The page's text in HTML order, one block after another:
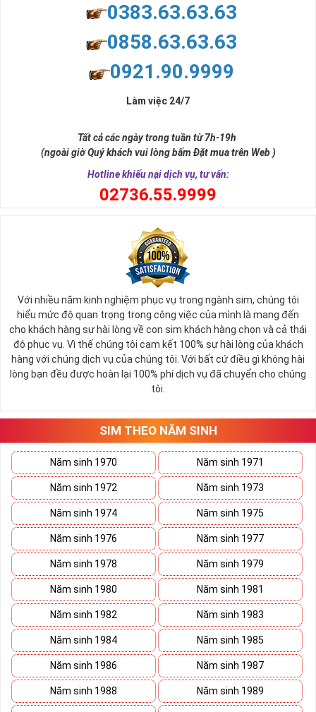
nhiều thành công, thăng tiến hơn.
và tính hai mặt. Số 2 thúc giục chúng ta lựa chọn, dựa vào những
đời, nơi bạn phải đưa ra những quyết định quan trọng.
Ý nghĩa sim tứ quý 2
Theo quan niệm phong thủy
Số 2 tượng trưng cho sự cân bằng, hài hòa của âm dương và đất
trời. Sự cân bằng này giúp cho mọi việc đều thuận lợi và mang lại
nhiều may mắn trong cuộc sống và kinh doanh.
Số 2 còn biểu trưng cho lòng tốt, sự ổn định và tính hai mặt của
mọi vấn đề. Số 2 giúp cho họ có được sự lựa chọn, để đưa ra
những hướng giải quyết đúng đắn nhắt.
tứ 2 cùng xuất hiện trong một dãy số sim càng giúp cho ý nghĩa
sim tứ quýtăng lên gấp bội. Sở hữu sim Tứ Quý 2 giúp khích lệ tinh
thần người sở hữu là không sợ bất cứ điều gì mà hãy cứ làm thì
mọi điều tốt đẹp và may mắn ắt sẽ đến.
Lợi ích sim Tứ Quý 2 mang lại là gì?
0383.63.63.63
0858.63.63.63
0921.90.9999
Làm việc 24/7
Tất cả các ngày trong tuần từ 7h-19h
(ngoài giờ Quý khách vui lòng bấm Đặt mua trên Web )
Hotline khiếu nại dịch vụ, tư vấn:
02736.55.9999
Với nhiều năm kinh nghiệm phục vụ trong ngành sim, chúng tôi
hiểu mức độ quan trọng trong công việc của mình là mang đến
cho khách hàng sự hài lòng về con sim khách hàng chọn và cả thái
độ phục vụ. Vì thế chúng tôi cam kết 100% sự hài lòng của khách
hàng với chúng dịch vụ của chúng tôi. Với bất cứ điều gì không hài
lòng bạn đều được hoàn lại 100% phí dịch vụ đã chuyển cho chúng
tôi.
SIM THEO NĂM SINH
Năm sinh 1970 Năm sinh 1971
Năm sinh 1972 Năm sinh 1973
Năm sinh 1974 Năm sinh 1975
Năm sinh 1976 Năm sinh 1977
Năm sinh 1978 Năm sinh 1979
Năm sinh 1980 Năm sinh 1981
Năm sinh 1982 Năm sinh 1983
Năm sinh 1984 Năm sinh 1985
Năm sinh 1986 Năm sinh 1987
Năm sinh 1988 Năm sinh 1989